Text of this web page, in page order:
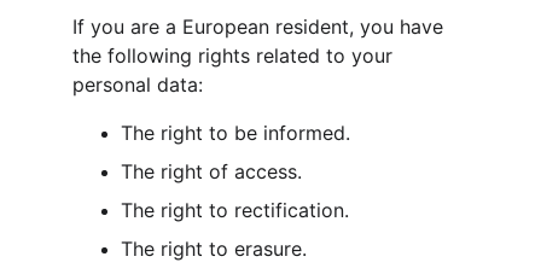
If you are a European resident, you have
the following rights related to your
personal data:
The right to be informed.
The right of access.
The right to rectification.
The right to erasure.